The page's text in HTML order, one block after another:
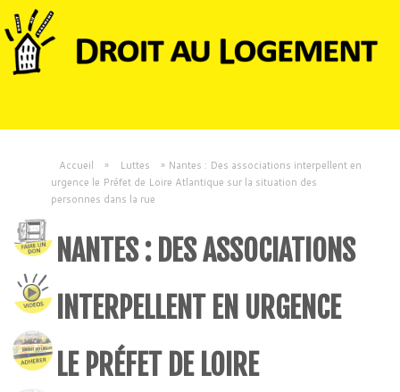
Accueil » Luttes » Nantes : Des associations interpellent en
urgence le Préfet de Loire Atlantique sur la situation des
personnes dans la rue
NANTES : DES ASSOCIATIONS
INTERPELLENT EN URGENCE
LE PRÉFET DE LOIRE